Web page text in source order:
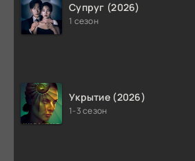
Супруг (2026)
1 сезон
Укрытие (2026)
1-3 сезон